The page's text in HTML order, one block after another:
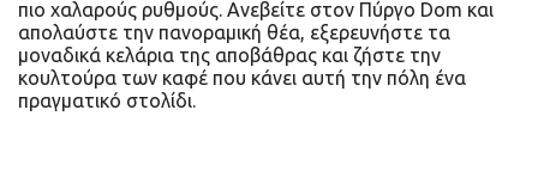
πιο χαλαρούς ρυθμούς. Ανεβείτε στον Πύργο Dom και
απολαύστε την πανοραμική θέα, εξερευνήστε τα
μοναδικά κελάρια της αποβάθρας και ζήστε την
κουλτούρα των καφέ που κάνει αυτή την πόλη ένα
πραγματικό στολίδι.